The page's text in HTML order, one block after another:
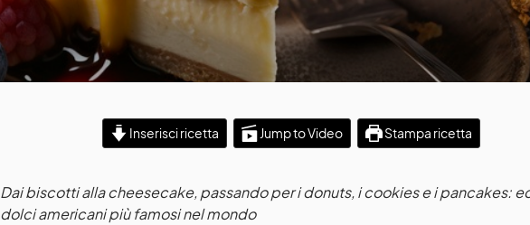
Inserisci ricetta Jump to Video Stampa ricetta
Dai biscotti alla cheesecake, passando per i donuts, i cookies e i pancakes:
dolci americani più famosi nel mondo